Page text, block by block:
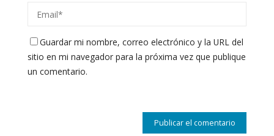
Guardar mi nombre, correo electrónico y la URL del
sitio en mi navegador para la próxima vez que publique
un comentario.